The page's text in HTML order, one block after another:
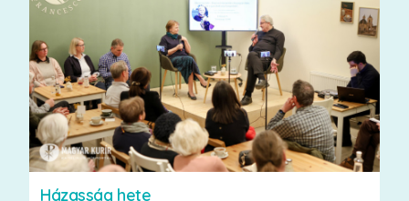
Házasság hete